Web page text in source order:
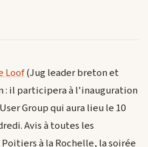
Loof(Jug leader breton et
: il participera à l'inauguration
Group qui aura lieu le 10
Avis à toutes les
à la Rochelle, la soirée